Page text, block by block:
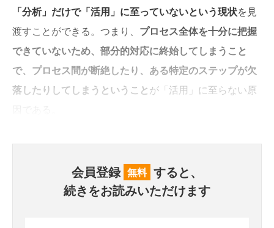
「分析」だけで「活用」に至っていないという現状を見
渡すことができる。つまり、 プロセス全体を十分に把握
できていないため、部分的対応に終始してしまうこと
で、プロセス間が断絶したり、ある特定のステップが欠
落したりしてしまうということが「活用」に至らない原
会員登録 無料 すると、
続きをお読みいただけます